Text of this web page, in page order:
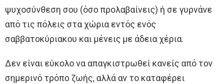
ψυχοσύνθεση σου (όσο προλαβαίνεις) ή σε γυρνάνε
από τις πόλεις στα χώρια εντός ενός
σαββατοκύριακου και μένεις με άδεια χέρια.
Δεν είναι εύκολο να απαγκιστρωθεί κανείς από τον
σημερινό τρόπο ζωής, αλλά αν το καταφέρει